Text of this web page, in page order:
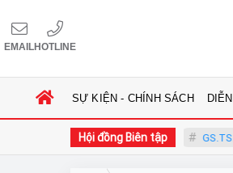
EMAILHOTLINE
SỰ KIỆN - CHÍNH SÁCH
Hội đồng Biên tập
Phàn - Chủ tịch Hội đồng GS.TS.